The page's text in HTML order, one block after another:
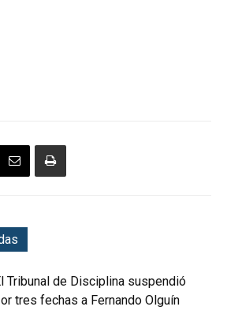
Tribunal de Disciplina suspendió
tres fechas a Fernando Olguín